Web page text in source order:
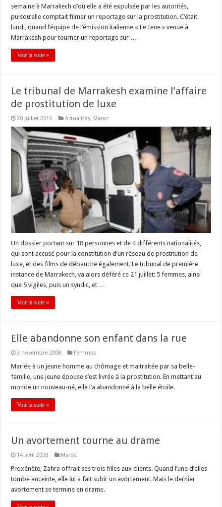
semaine à Marrakech d’où elle a été expulsée par les autorités,
puisqu’elle comptait filmer un reportage sur la prostitution. C’était
lundi, quand l’équipe de l’émission italienne « Le Iene » venue à
Marrakesh pour tourner un reportage sur …
Voir la suite »
Le tribunal de Marrakesh examine l’affaire
de prostitution de luxe
20 juillet 2016 Actualités, Maroc
Un dossier portant sur 18 personnes et de 4 différents nationalités,
qui sont accusé pour la constitution d’un réseau de prostitution de
luxe, et des films de débauche également. Le tribunal de première
instance de Marrakech, va alors déféré ce 21 juillet: 5 femmes, ainsi
que 5 vigiles, puis un syndic, et …
Voir la suite »
Elle abandonne son enfant dans la rue
3 novembre 2008 Femmes
Mariée à un jeune homme au chômage et maltraitée par sa belle-
famille, une jeune épouse s’est livrée à la prostitution. En mettant au
monde un nouveau-né, elle l’a abandonné à la belle étoile.
Voir la suite »
Un avortement tourne au drame
14 avril 2008 Maroc
Proxénète, Zahra offrait ses trois filles aux clients. Quand l’une d’elles
tombe enceinte, elle lui a fait subir un avortement. Mais le dernier
avortement se termine en drame.